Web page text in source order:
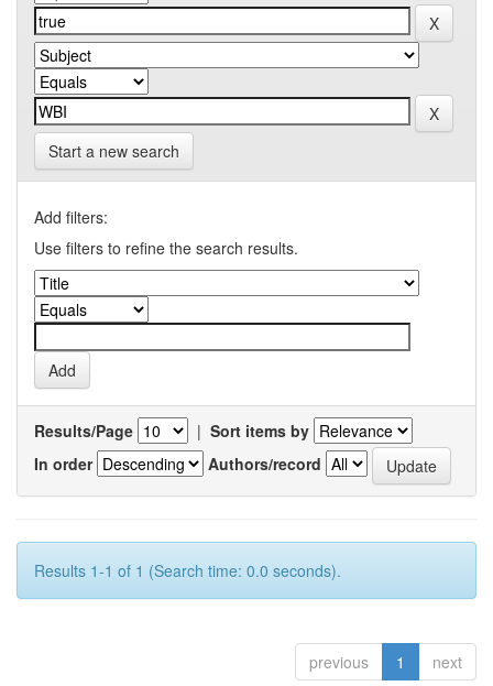
Start a new search
Add filters:
Use filters to refine the search results.
Results/Page | Sort items by
In order
Authors/record
Results 1-1 of 1 (Search time: 0.0 seconds).
previous 1 next